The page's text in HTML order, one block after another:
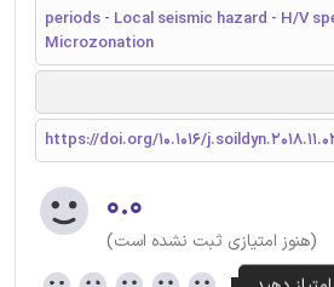
periods - Local seismic hazard - H/V
Microzonation
https://doi.org/10.1016/
۰.۰
(هنوز امتیازی ثبت نشده است)